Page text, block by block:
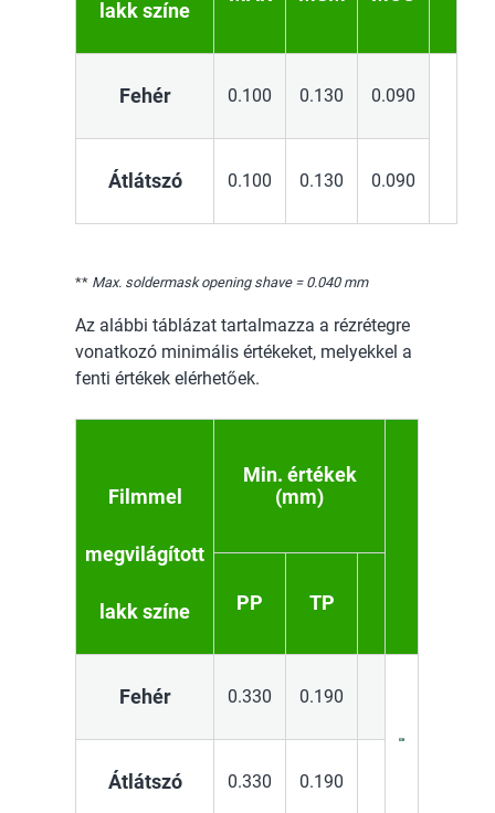
lakk színe
Fehér 0.100 0.130 0.090
Átlátszó 0.100 0.130 0.090
** Max. soldermask opening shave = 0.040 mm
Az alábbi táblázat tartalmazza a rézrétegre
vonatkozó minimális értékeket, melyekkel a
fenti értékek elérhetőek.
Filmmel
megvilágított
lakk színe
Min. értékek
(mm)
PP TP
Fehér 0.330 0.190
Átlátszó 0.330 0.190